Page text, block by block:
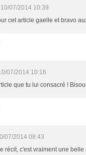
10/07/2014 10:39
cet article gaelle et bravo
07/2014 10:16
que tu lui consacré !
07/2014 08:43
récit, c'est vraiment une belle